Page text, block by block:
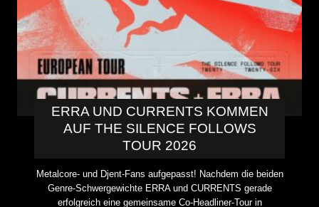
ERRA UND CURRENTS KOMMEN
AUF THE SILENCE FOLLOWS
TOUR 2026
Metalcore- und Djent-Fans aufgepasst! Nachdem die beiden
Genre-Schwergewichte ERRA und CURRENTS gerade
erfolgreich eine gemeinsame Co-Headliner-Tour in